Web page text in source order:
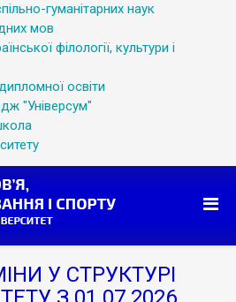
гуманітарних наук
мов
філології, культури і
освіти
"Універсум"
У СТРУКТУРІ